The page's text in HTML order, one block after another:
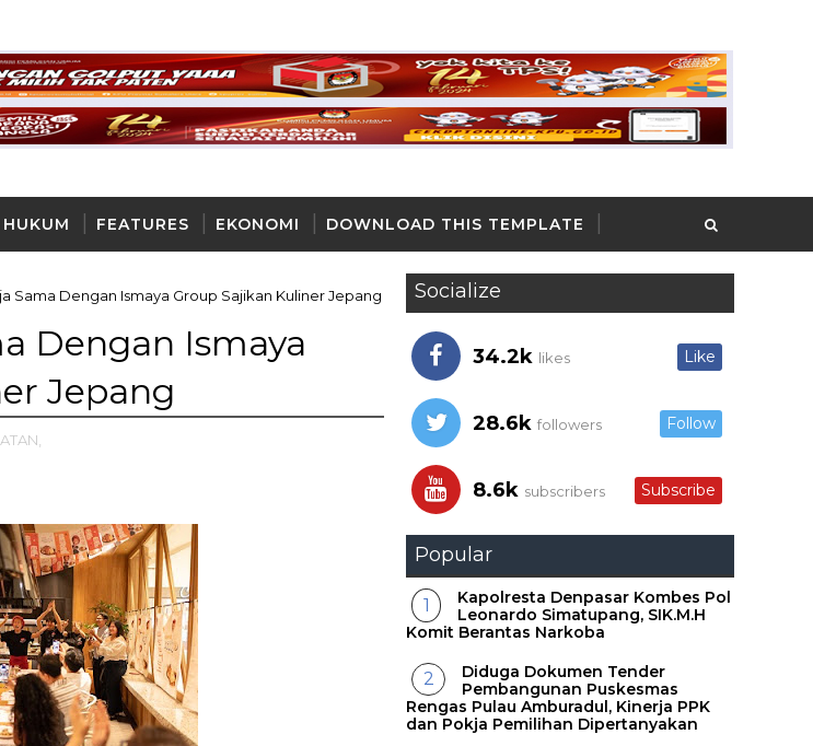
HUKUM FEATURES EKONOMI DOWNLOAD THIS TEMPLATE
Sama Dengan Ismaya Group Sajikan Kuliner Jepang
Dengan Ismaya
Jepang
Socialize
34.2k likes Like
28.6k followers Follow
8.6k subscribers Subscribe
Popular
Kapolresta Denpasar Kombes Pol
Leonardo Simatupang, SIK.M.H
Komit Berantas Narkoba
Diduga Dokumen Tender
Pembangunan Puskesmas
Rengas Pulau Amburadul, Kinerja PPK
dan Pokja Pemilihan Dipertanyakan